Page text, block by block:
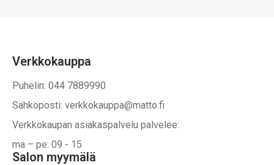
Verkkokauppa
Puhelin: 044 7889990
Sähköposti: verkkokauppa@matto.fi
Verkkokaupan asiakaspalvelu palvelee:
ma – pe: 09 - 15
Salon myymälä